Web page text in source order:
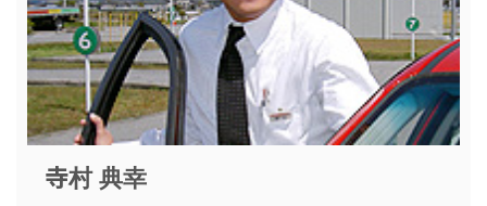
寺村 典幸